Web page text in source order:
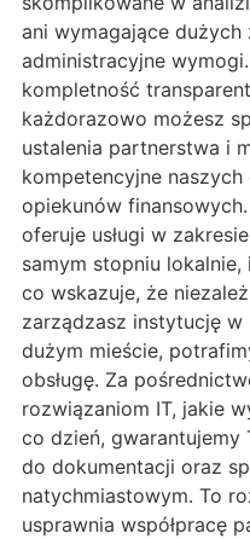
ani wymagające
administracyjne
kompletność
każdorazowo możesz
ustalenia partnerstwa i
kompetencyjne
opiekunów
oferuje usługi w
samym stopniu
co wskazuje, że
zarządzasz instytucję
dużym mieście,
obsługę. Za
rozwiązaniom IT, jakie
co dzień, gwarantujemy
do dokumentacji oraz
natychmiastowym. To
usprawnia współpracę